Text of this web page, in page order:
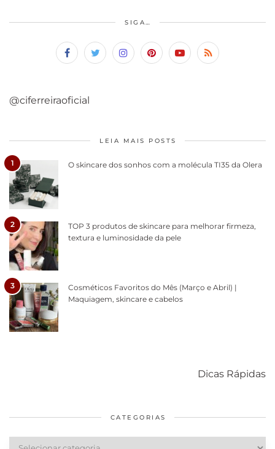
SIGA…
@ciferreiraoficial
LEIA MAIS POSTS
1 O skincare dos sonhos com a molécula TI35 da Olera
2
TOP 3 produtos de skincare para melhorar firmeza,
textura e luminosidade da pele
3
Cosméticos Favoritos do Mês (Março e Abril) |
Maquiagem, skincare e cabelos
Dicas Rápidas
diários
cabelos
CATEGORIAS
Categorias